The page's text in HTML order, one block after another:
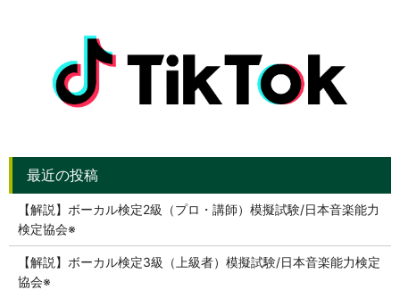
【解説】ボーカル検定2級（プロ・講師）模擬試験/日本音楽能力
検定協会※
【解説】ボーカル検定3級（上級者）模擬試験/日本音楽能力検定
協会※